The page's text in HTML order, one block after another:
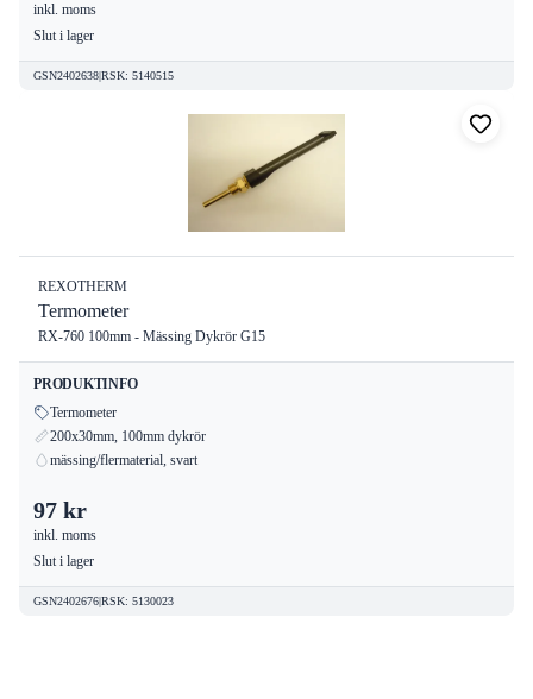
inkl. moms
Slut i lager
GSN2402638|RSK: 5140515
REXOTHERM
Termometer
RX-760 100mm - Mässing Dykrör G15
PRODUKTINFO
Termometer
200x30mm, 100mm dykrör
mässing/flermaterial, svart
97 kr
inkl. moms
Slut i lager
GSN2402676|RSK: 5130023